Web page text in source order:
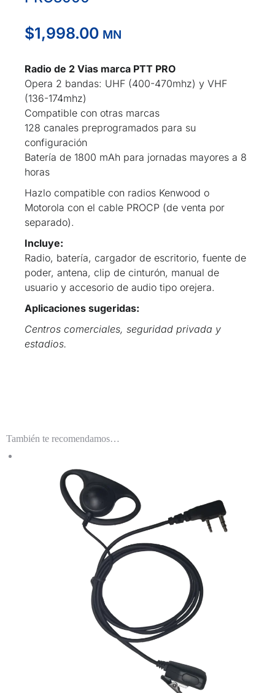
$1,998.00 MN
Radio de 2 Vias marca PTT PRO
Opera 2 bandas: UHF (400-470mhz) y VHF
(136-174mhz)
Compatible con otras marcas
128 canales preprogramados para su
configuración
Batería de 1800 mAh para jornadas mayores a 8
horas
Hazlo compatible con radios Kenwood o
Motorola con el cable PROCP (de venta por
separado).
Incluye:
Radio, batería, cargador de escritorio, fuente de
poder, antena, clip de cinturón, manual de
usuario y accesorio de audio tipo orejera.
Aplicaciones sugeridas:
Centros comerciales, seguridad privada y
estadios.
También te recomendamos…